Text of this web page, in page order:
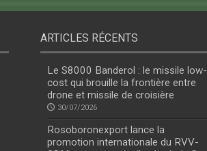
ARTICLES RÉCENTS
Le S8000 Banderol : le missile low-
cost qui brouille la frontière entre
drone et missile de croisière
30/07/2026
Rosoboronexport lance la
promotion internationale du RVV-